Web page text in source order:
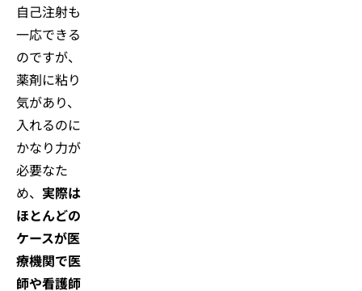
自己注射も
一応できる
のですが、
薬剤に粘り
気があり、
入れるのに
かなり力が
必要なた
め、 実際は
ほとんどの
ケースが医
療機関で医
師や看護師